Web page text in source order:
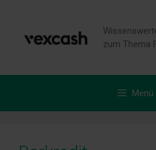
springen
zum Thema
Menü